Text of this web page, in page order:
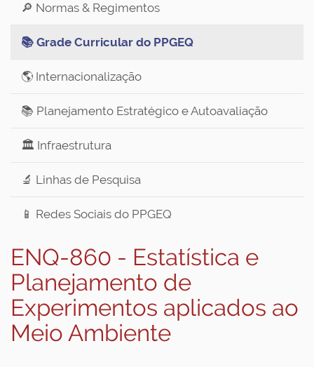
🔎 Normas & Regimentos
📚 Grade Curricular do PPGEQ
🌎 Internacionalização
📚 Planejamento Estratégico e Autoavaliação
🏛️ Infraestrutura
🔬 Linhas de Pesquisa
📱 Redes Sociais do PPGEQ
ENQ-860 - Estatística e
Planejamento de
Experimentos aplicados ao
Meio Ambiente